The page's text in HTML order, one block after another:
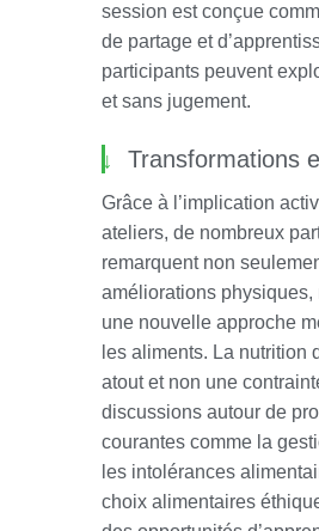
session est conçue
de partage et
participants peuvent
et sans jugement.
Transformations
Grâce à l’implication
ateliers, de nombreux
remarquent non
améliorations physiques,
une nouvelle approche
les aliments. La nutrition
atout et non une
discussions autour de
courantes comme la
les intolérances
choix alimentaires